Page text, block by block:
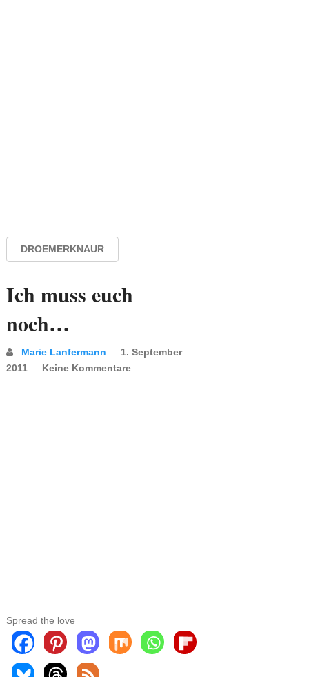
DROEMERKNAUR
Ich muss euch
noch…
Marie Lanfermann
1. September
2011
Keine Kommentare
Spread the love